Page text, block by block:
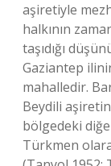
aşiretiyle
halkının
taşıdığı
Gaziantep
mahalledir.
Beydili
bölgedeki
Türkmen